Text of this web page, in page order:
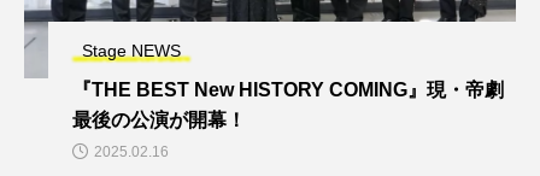
Stage NEWS
『THE BEST New HISTORY COMING』現・帝劇
最後の公演が開幕！
2025.02.16